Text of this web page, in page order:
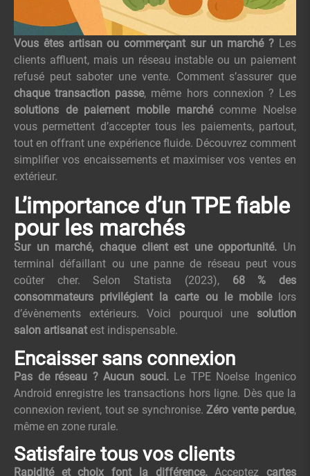
Vous êtes artisan ou commerçant sur un marché ? Les
clients affluent, mais un réseau instable ou un paiement
refusé peut saboter une vente. Comment s’assurer que
chaque transaction passe, même hors connexion ? Les
solutions de paiement mobile marchécomme Noelse
vous permettent d’accepter tous les paiements, partout,
tout en offrant une expérience fluide. Découvrez comment
simplifier vos encaissements et maximiser vos ventes en
extérieur.
L’importance d’un TPE fiable
pour les marchés
Sur un marché, chaque client est une opportunité. Un
terminal défaillant ou une panne de réseau peut vous
coûter cher. Selon Statista (2023), 68 % des
consommateurs privilégient la carte ou le mobilelors
d’évènements extérieurs. Voici pourquoi une solution
salon artisanatest indispensable.
Encaisser sans connexion
Pas de réseau ? Aucun souci.Le TPE Noelse Ingenico
Android enregistre les transactions hors ligne. Dès que la
connexion revient, tout se synchronise.Zéro vente perdue,
même en zone rurale.
Satisfaire tous vos clients
Rapidité et choix font la différence.Acceptezcartes